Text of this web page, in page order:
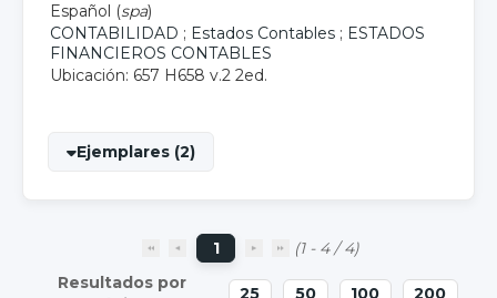
Español (spa)
CONTABILIDAD ; Estados Contables ; ESTADOS
FINANCIEROS CONTABLES
Ubicación: 657 H658 v.2 2ed.
Ejemplares (2)
1 (1 - 4 / 4)
25 50 100 200